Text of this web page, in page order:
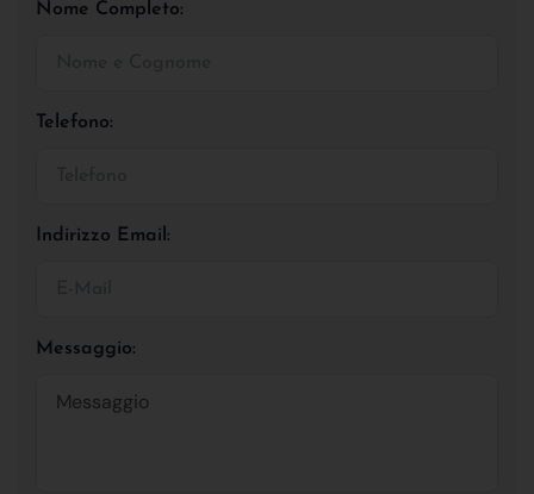
Nome Completo:
Telefono:
Indirizzo Email:
Messaggio: